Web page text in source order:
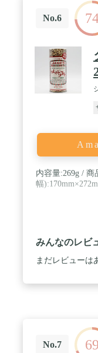
No.6
内容量:269g /
幅
みんなのレビ
まだレビューは
No.7 69